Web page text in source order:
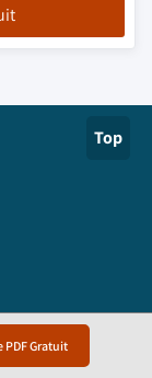
PDF Gratuit
Top